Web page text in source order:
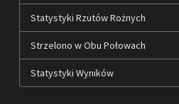
Statystyki Rzutów Rożnych
Strzelono w Obu Połowach
Statystyki Wyników